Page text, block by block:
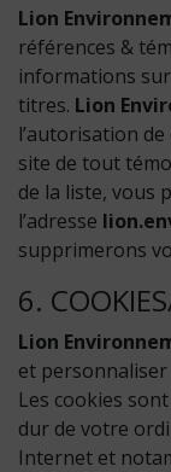
Lion
références &
informations
titres. Lion
l’autorisation
site de tout
de la liste, vous
l’adresse
supprimerons
6.
Lion
et personnaliser
Les cookies
dur de votre
Internet et